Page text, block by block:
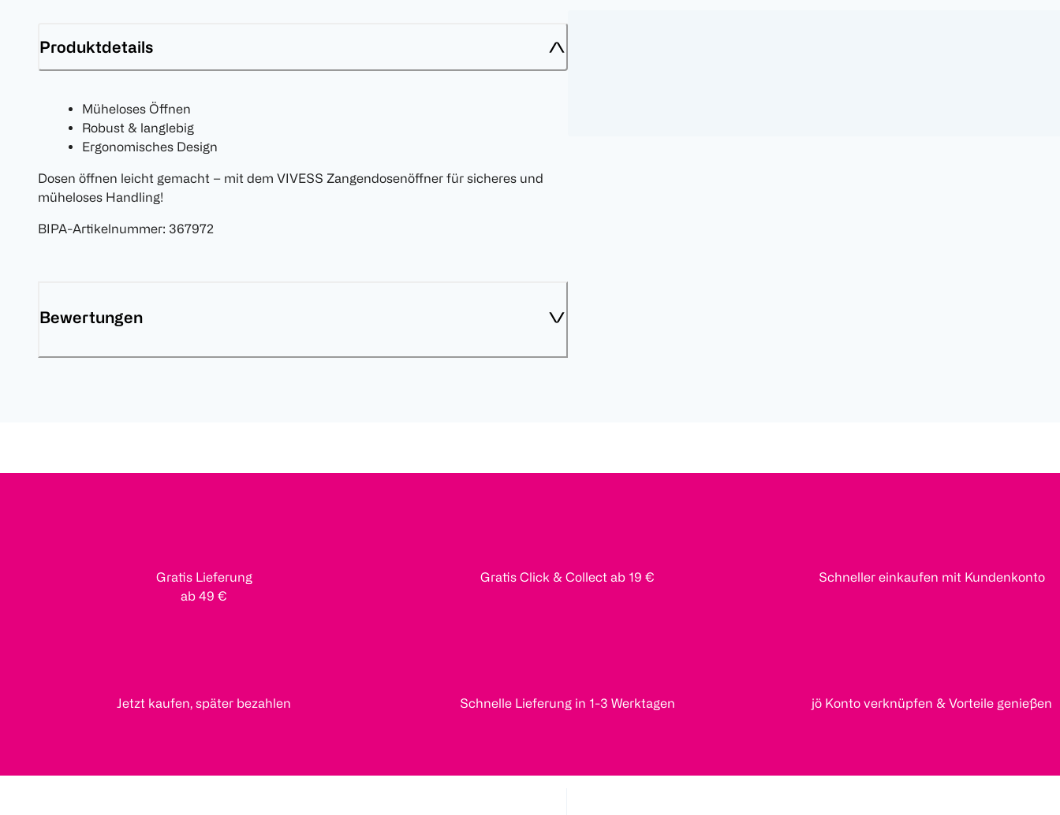
Produktdetails
Müheloses Öffnen
Robust & langlebig
Ergonomisches Design
Dosen öffnen leicht gemacht – mit dem VIVESS Zangendosenöffner für sicheres und
müheloses Handling!
BIPA-Artikelnummer: 367972
Bewertungen
Gratis Lieferung
ab 49 €
Gratis Click & Collect ab 19 € Schneller einkaufen mit Kundenkonto
Jetzt kaufen, später bezahlen Schnelle Lieferung in 1-3 Werktagen jö Konto verknüpfen & Vorteile genießen